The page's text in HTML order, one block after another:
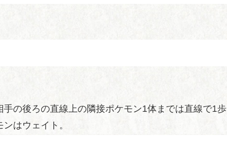
の後ろの直線上の隣接ポケモン1体までは直線で1歩
はウェイト。